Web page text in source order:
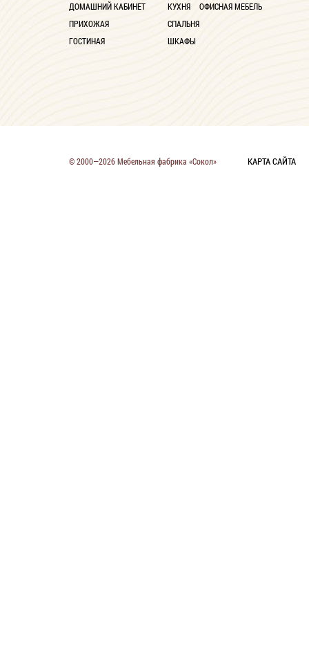
ДОМАШНИЙ КАБИНЕТ
ПРИХОЖАЯ
ГОСТИНАЯ
КУХНЯ
СПАЛЬНЯ
ШКАФЫ
ОФИСНАЯ МЕБЕЛЬ
© 2000—2026 Мебельная фабрика «Сокол» КАРТА САЙТА